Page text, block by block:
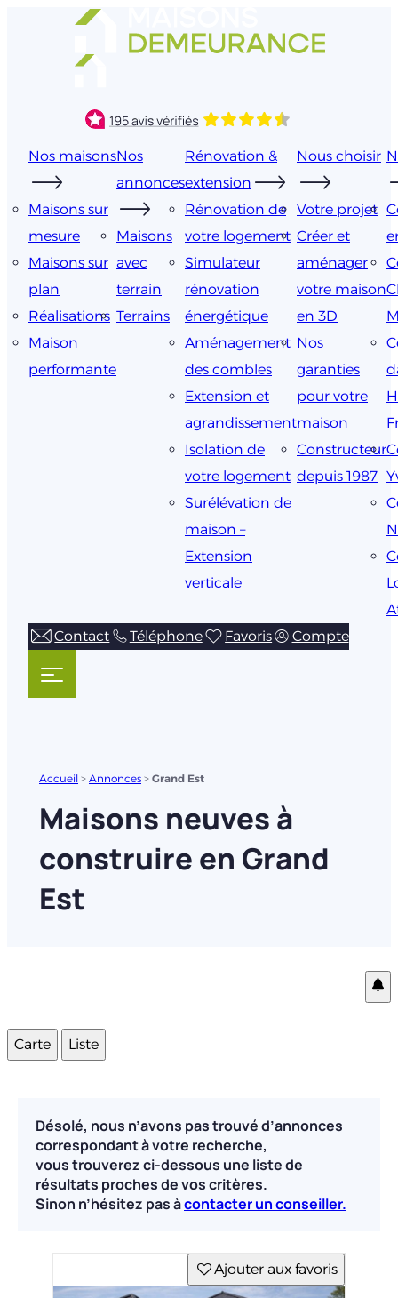
Nos maisons
Maisons sur
mesure
Maisons sur
plan
Réalisations
Maison
performante
Nos
annonces
Maisons
avec
terrain
Terrains
Rénovation &
extension
Rénovation de
votre logement
Simulateur
rénovation
énergétique
Aménagement
des combles
Extension et
agrandissement
Isolation de
votre logement
Surélévation de
maison –
Extension
verticale
Nous choisir
Votre projet
Créer et
aménager
votre maison
en 3D
Nos
garanties
pour votre
maison
Constructeur
depuis 1987
Contact
Téléphone Favoris Compte
Accueil > Annonces > Grand Est
Maisons neuves à
construire en Grand
Est
Carte Liste
Désolé, nous n’avons pas trouvé d’annonces
correspondant à votre recherche,
vous trouverez ci-dessous une liste de
résultats proches de vos critères.
Sinon n’hésitez pas àcontacter un conseiller.
Ajouter aux favoris